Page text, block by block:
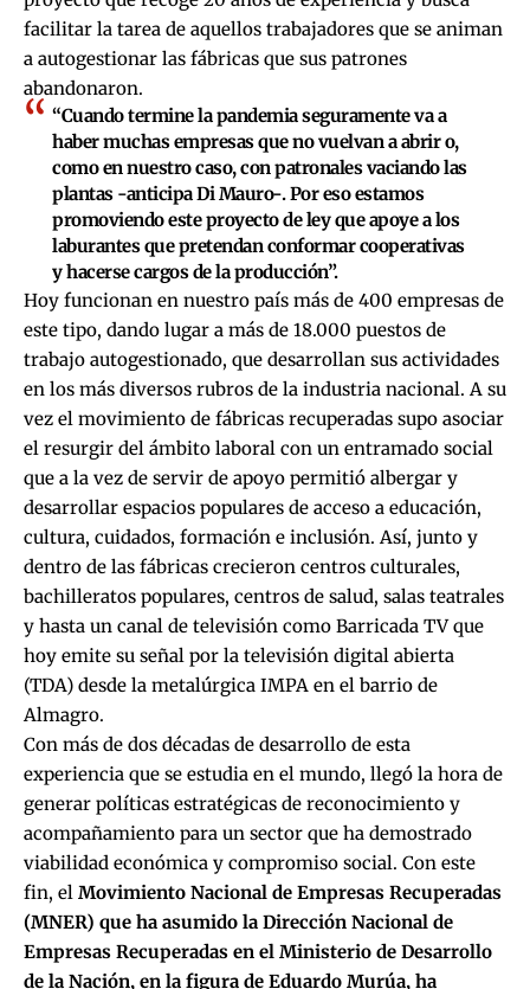
facilitar la tarea de aquellos trabajadores que se animan
a autogestionar las fábricas que sus patrones
abandonaron.
“Cuando termine la pandemia seguramente va a
haber muchas empresas que no vuelvan a abrir o,
como en nuestro caso, con patronales vaciando las
plantas -anticipa Di Mauro-. Por eso estamos
promoviendo este proyecto de ley que apoye a los
laburantes que pretendan conformar cooperativas
y hacerse cargos de la producción”.
Hoy funcionan en nuestro país más de 400 empresas de
este tipo, dando lugar a más de 18.000 puestos de
trabajo autogestionado, que desarrollan sus actividades
en los más diversos rubros de la industria nacional. A su
vez el movimiento de fábricas recuperadas supo asociar
el resurgir del ámbito laboral con un entramado social
que a la vez de servir de apoyo permitió albergar y
desarrollar espacios populares de acceso a educación,
cultura, cuidados, formación e inclusión. Así, junto y
dentro de las fábricas crecieron centros culturales,
bachilleratos populares, centros de salud, salas teatrales
y hasta un canal de televisión como Barricada TV que
hoy emite su señal por la televisión digital abierta
(TDA) desde la metalúrgica IMPA en el barrio de
Almagro.
Con más de dos décadas de desarrollo de esta
experiencia que se estudia en el mundo, llegó la hora de
generar políticas estratégicas de reconocimiento y
acompañamiento para un sector que ha demostrado
viabilidad económica y compromiso social. Con este
fin, el Movimiento Nacional de Empresas Recuperadas
(MNER) que ha asumido la Dirección Nacional de
Empresas Recuperadas en el Ministerio de Desarrollo
de la Nación, en la figura de Eduardo Murúa, ha